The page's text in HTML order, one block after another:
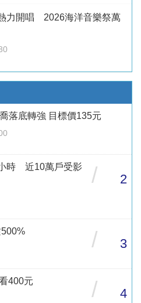
力開唱 2026海洋音樂祭萬
落底轉強 目標價135元
時 近10萬戶受影
/ 2
/ 3
400元
/ 4